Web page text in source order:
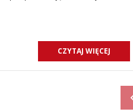
CZYTAJ WIĘCEJ